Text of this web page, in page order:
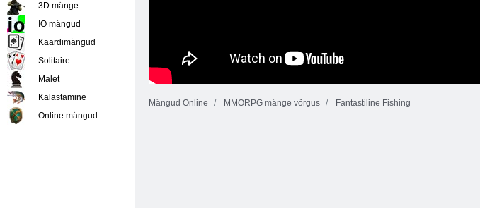
Mängud Online MMORPG mänge võrgus Fantastiline Fishing
3D mänge
IO mängud
Kaardimängud
Solitaire
Malet
Kalastamine
Online mängud